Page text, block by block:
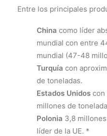
Entre los principales
China como líder
mundial con entre
mundial (47-48
Turquía con
de toneladas.
Estados Unidos
millones de
Polonia 3,8
líder de la UE. *